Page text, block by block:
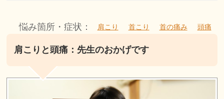
悩み箇所・症状： 肩こり 首こり 首の痛み 頭痛
肩こりと頭痛：先生のおかげです